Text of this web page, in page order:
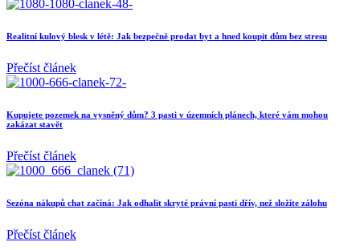
Realitní kulový blesk v létě: Jak bezpečně prodat byt a hned koupit dům bez stresu
Přečíst článek
Kupujete pozemek na vysněný dům? 3 pasti v územních plánech, které vám mohou
zakázat stavět
Přečíst článek
Sezóna nákupů chat začíná: Jak odhalit skryté právní pasti dřív, než složíte zálohu
Přečíst článek